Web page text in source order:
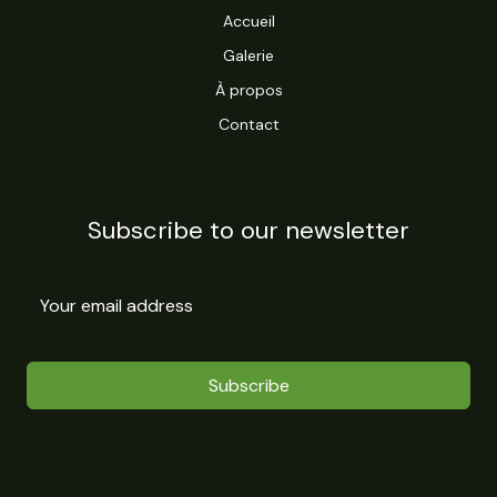
Accueil
Galerie
À propos
Contact
Subscribe to our newsletter
Subscribe